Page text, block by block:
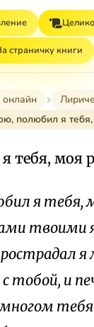
страничку книги
онлайн
полюбил я тебя,
тебя, моя
я тебя,
твоими
я
тобой, и
тебя